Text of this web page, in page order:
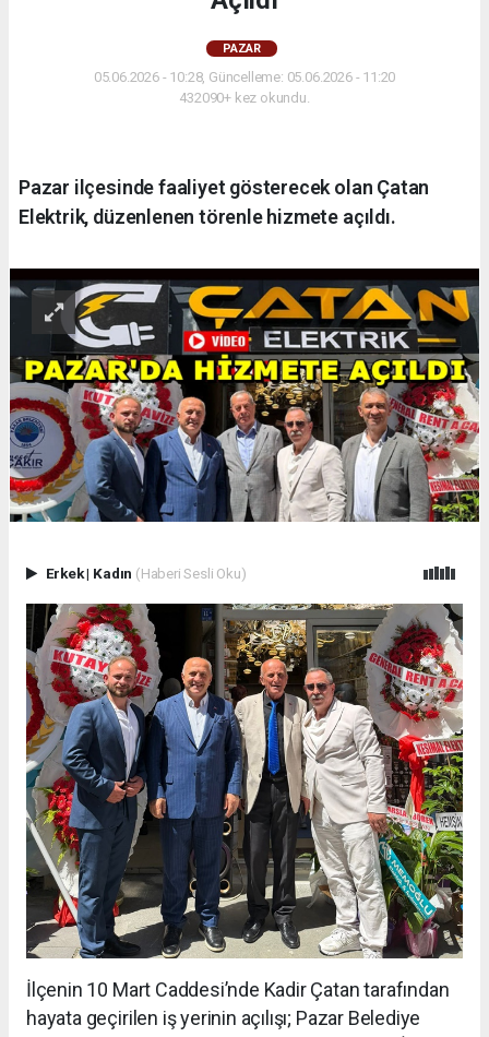
PAZAR
05.06.2026 - 10:28, Güncelleme: 05.06.2026 - 11:20
432090+ kez okundu.
Pazar ilçesinde faaliyet gösterecek olan Çatan
Elektrik, düzenlenen törenle hizmete açıldı.
Erkek| Kadın (Haberi Sesli Oku)
İlçenin 10 Mart Caddesi’nde Kadir Çatan tarafından
hayata geçirilen iş yerinin açılışı; Pazar Belediye